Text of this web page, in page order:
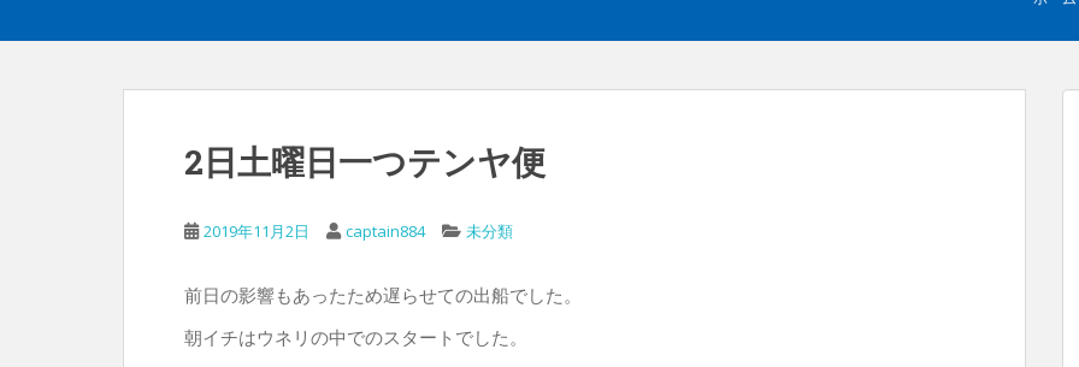
2日土曜日一つテンヤ便
2019年11月2日 captain884 未分類
前日の影響もあったため遅らせての出船でした。
朝イチはウネリの中でのスタートでした。